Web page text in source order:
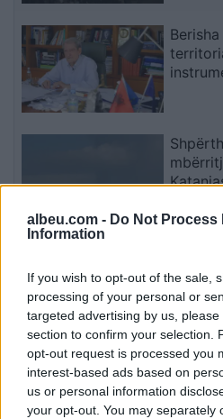
albeu.com - Do Not Process
Information
If you wish to opt-out of the sale,
processing of your personal or
targeted advertising by us,
section to confirm your selection.
opt-out request is processed you
interest-based ads based on
us or personal information
your opt-out. You may separately
kriminale